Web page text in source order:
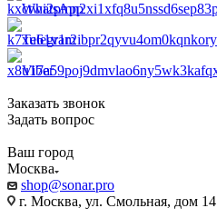
WhatsApp
Telegram
Viber
Заказать звонок
Задать вопрос
Ваш город
Москва
shop@sonar.pro
г. Москва, ул. Смольная, дом 14